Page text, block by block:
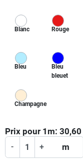
Blanc Rouge
Bleu
Bleu
bleuet
Champagne
Prix pour 1 m: 30,60
- + m